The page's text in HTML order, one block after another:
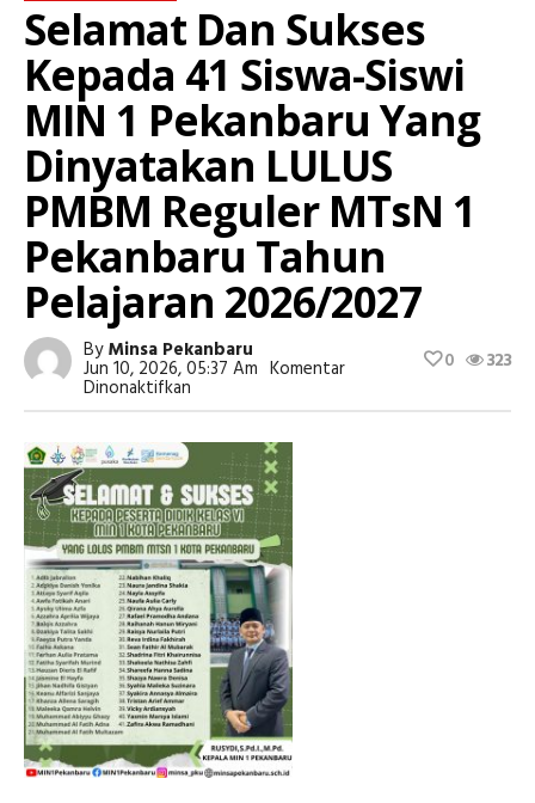
Selamat Dan Sukses
Kepada 41 Siswa-Siswi
MIN 1 Pekanbaru Yang
Dinyatakan LULUS
PMBM Reguler MTsN 1
Pekanbaru Tahun
Pelajaran 2026/2027
ByMinsa Pekanbaru
Jun 10, 2026, 05:37 Am Komentar
Dinonaktifkan
Selamat
Sukses
Kepada
41
Siswa-
Siswi
MIN
1
Pekanbaru
Yang
Dinyatakan
LULUS
PMBM
Reguler
MTsN
Pekanbaru
Tahun
Pelajaran
323
0